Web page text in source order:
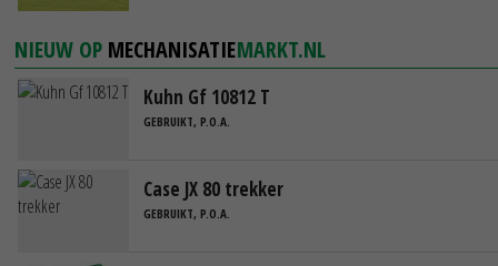
NIEUW OP MECHANISATIEMARKT.NL
Kuhn Gf 10812 T
GEBRUIKT, P.O.A.
Case JX 80 trekker
GEBRUIKT, P.O.A.